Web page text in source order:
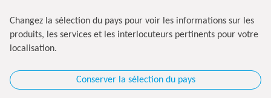
Changez la sélection du pays pour voir les informations sur les
produits, les services et les interlocuteurs pertinents pour votre
localisation.
Conserver la sélection du pays